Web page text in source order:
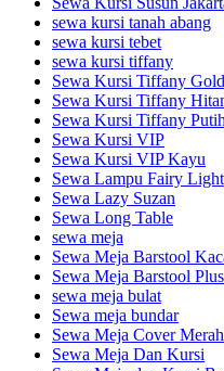
sewa kursi tanah abang
sewa kursi tebet
sewa kursi tiffany
Sewa Kursi Tiffany Gold
Sewa Kursi Tiffany
Sewa Kursi Tiffany Putih
Sewa Kursi VIP
Sewa Kursi VIP Kayu
Sewa Lampu Fairy Light
Sewa Lazy Suzan
Sewa Long Table
sewa meja
Sewa Meja Barstool
Sewa Meja Barstool
sewa meja bulat
Sewa meja bundar
Sewa Meja Cover
Sewa Meja Dan Kursi